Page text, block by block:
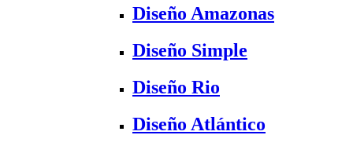
Diseño Amazonas
Diseño Simple
Diseño Rio
Diseño Atlántico